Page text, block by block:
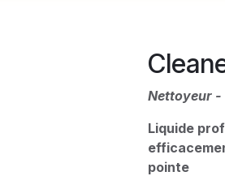
Nettoyeur -
Liquide
pointe